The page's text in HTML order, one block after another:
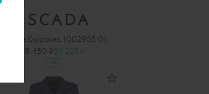
Платье Gsiporas 1002905 01
78 450 ₽ 39 225 ₽
-50%